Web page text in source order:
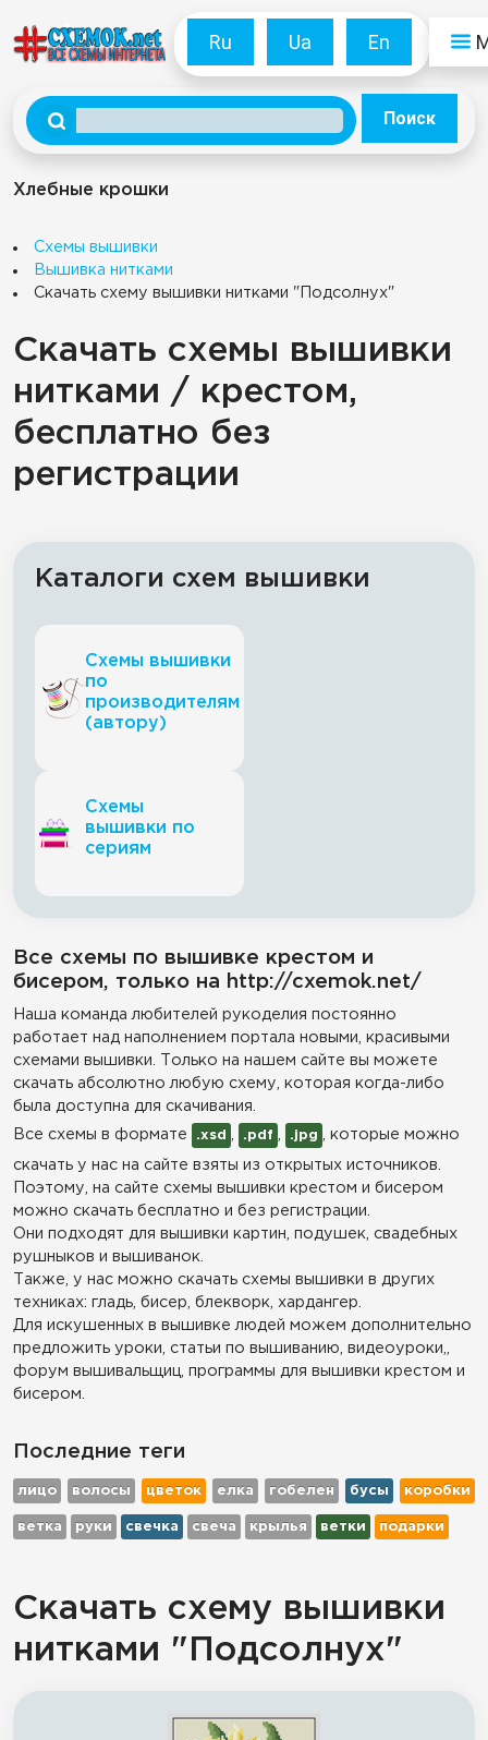
Ru Ua En
Поиск
Хлебные крошки
Схемы вышивки
Вышивка нитками
Скачать схему вышивки нитками "Подсолнух"
Скачать схемы вышивки
нитками / крестом,
бесплатно без
регистрации
Каталоги схем вышивки
Схемы вышивки
по
производителям
(автору)
Схемы
вышивки по
сериям
Все схемы по вышивке крестом и
бисером, только на http://cxemok.net/
Наша команда любителей рукоделия постоянно
работает над наполнением портала новыми, красивыми
схемами вышивки. Только на нашем сайте вы можете
скачать абсолютно любую схему, которая когда-либо
была доступна для скачивания.
Все схемы в формате
.xsd .pdf .jpg , которые можно
скачать у нас на сайте взяты из открытых источников.
Поэтому, на сайте схемы вышивки крестом и бисером
можно скачать бесплатно и без регистрации.
Они подходят для вышивки картин, подушек, свадебных
рушныков и вышиванок.
Также, у нас можно скачать схемы вышивки в других
техниках: гладь, бисер, блекворк, хардангер.
Для искушенных в вышивке людей можем дополнительно
предложить уроки, статьи по вышиванию, видеоуроки,,
форум вышивальщиц, программы для вышивки крестом и
бисером.
Последние теги
лицо волосы цветок елка гобелен бусы коробки
ветка руки свечка свеча крылья ветки подарки
Скачать схему вышивки
нитками "Подсолнух"